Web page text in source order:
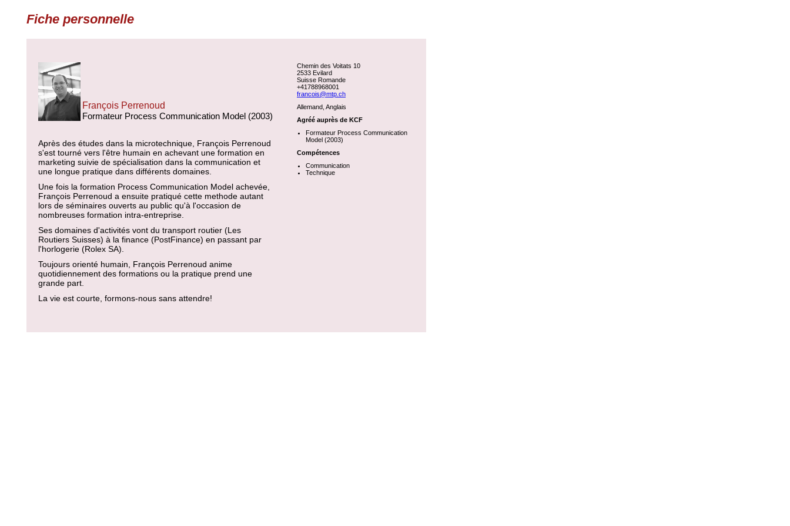
Fiche personnelle
François Perrenoud
Formateur Process Communication Model (2003)
Après des études dans la microtechnique, François Perrenoud
s'est tourné vers l'être humain en achevant une formation en
marketing suivie de spécialisation dans la communication et
une longue pratique dans différents domaines.
Une fois la formation Process Communication Model achevée,
François Perrenoud a ensuite pratiqué cette methode autant
lors de séminaires ouverts au public qu'à l'occasion de
nombreuses formation intra-entreprise.
Ses domaines d'activités vont du transport routier (Les
Routiers Suisses) à la finance (PostFinance) en passant par
l'horlogerie (Rolex SA).
Toujours orienté humain, François Perrenoud anime
quotidiennement des formations ou la pratique prend une
grande part.
La vie est courte, formons-nous sans attendre!
Chemin des Voitats 10
2533 Evilard
Suisse Romande
+41788968001
francois@mtp.ch
Allemand, Anglais
Agréé auprès de KCF
Formateur Process Communication
Model (2003)
Compétences
Communication
Technique